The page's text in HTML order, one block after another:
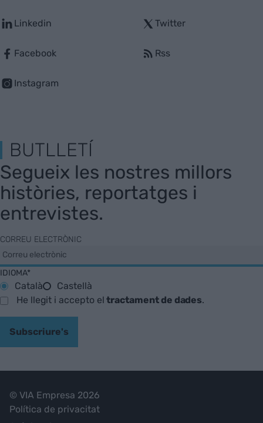
Linkedin
Facebook
Instagram
Twitter
Rss
BUTLLETÍ
Segueix les nostres millors
històries, reportatges i
entrevistes.
CORREU ELECTRÒNIC
IDIOMA*
Català
Castellà
He llegit i accepto eltractament de dades.
Subscriure's
© VIA Empresa 2026
Política de privacitat